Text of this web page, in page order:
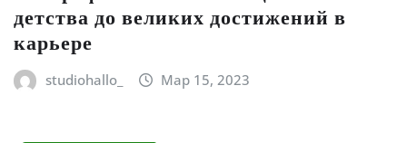
детства до великих достижений в
карьере
studiohallo_ Мар 15, 2023